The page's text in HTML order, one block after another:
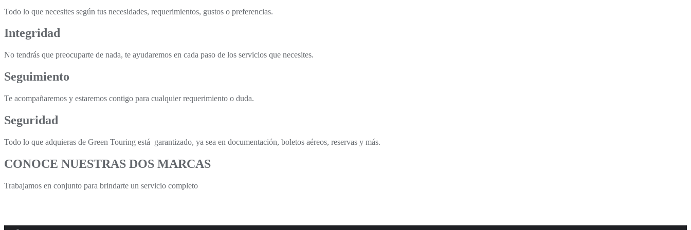
Todo lo que necesites según tus necesidades, requerimientos, gustos o preferencias.
Integridad
No tendrás que preocuparte de nada, te ayudaremos en cada paso de los servicios que necesites.
Seguimiento
Te acompañaremos y estaremos contigo para cualquier requerimiento o duda.
Seguridad
Todo lo que adquieras de Green Touring está garantizado, ya sea en documentación, boletos aéreos, reservas y más.
CONOCE NUESTRAS DOS MARCAS
Trabajamos en conjunto para brindarte un servicio completo